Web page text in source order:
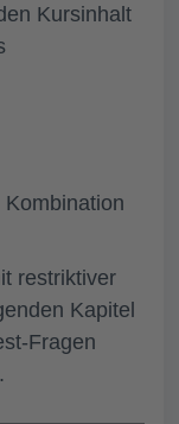
Kursinhalt
restriktiver
Kapitel
Fragen